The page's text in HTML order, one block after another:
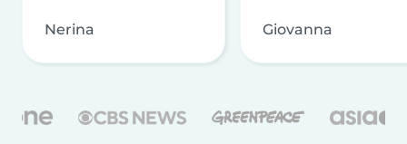
Nerina Giovanna